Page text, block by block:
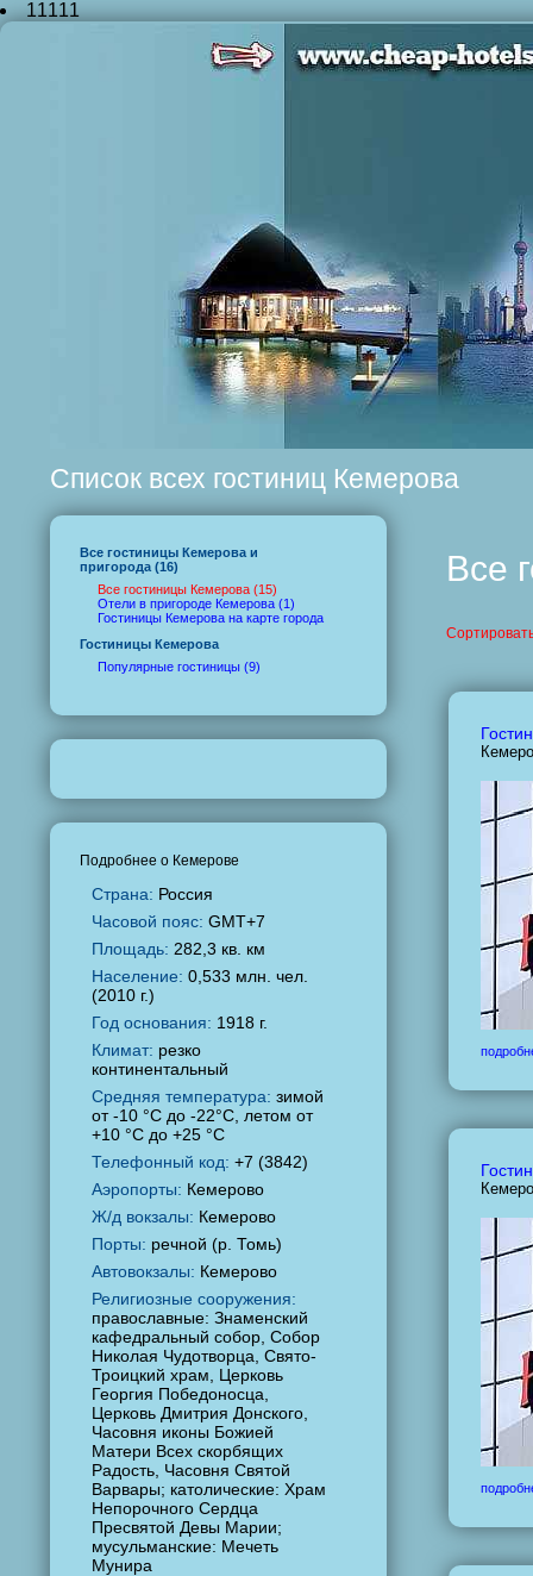
11111
Список всех гостиниц Кемерова
Все гостиницы Кемерова и
пригорода (16)
Все гостиницы Кемерова (15)
Отели в пригороде Кемерова (1)
Гостиницы Кемерова на карте города
Гостиницы Кемерова
Популярные гостиницы (9)
Подробнее о Кемерове
Страна: Россия
Часовой пояс: GMT+7
Площадь: 282,3 кв. км
Население: 0,533 млн. чел.
(2010 г.)
Год основания: 1918 г.
Климат: резко
континентальный
Средняя температура: зимой
от -10 °C до -22°C, летом от
+10 °C до +25 °C
Телефонный код: +7 (3842)
Аэропорты: Кемерово
Ж/д вокзалы: Кемерово
Порты: речной (р. Томь)
Автовокзалы: Кемерово
Религиозные сооружения:
православные: Знаменский
кафедральный собор, Собор
Николая Чудотворца, Свято-
Троицкий храм, Церковь
Георгия Победоносца,
Церковь Дмитрия Донского,
Часовня иконы Божией
Матери Всех скорбящих
Радость, Часовня Святой
Варвары; католические: Храм
Непорочного Сердца
Пресвятой Девы Марии;
мусульманские: Мечеть
Мунира
Все